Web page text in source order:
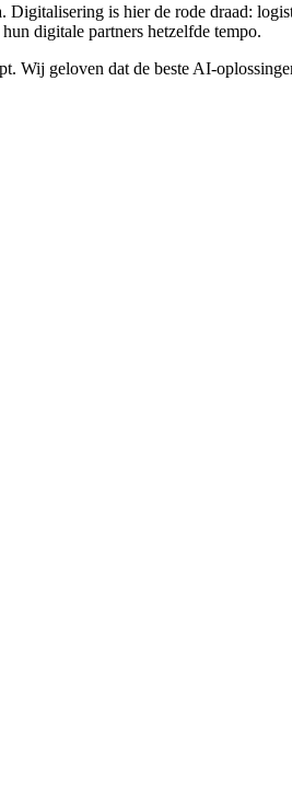
Digitalisering is hier de rode draad:
digitale partners hetzelfde tempo.
Wij geloven dat de beste AI-